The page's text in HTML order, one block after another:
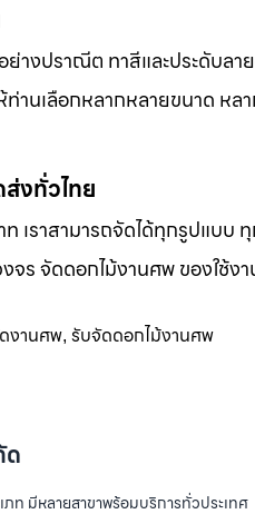
ย่างปราณีต ทาสีและประดับล
ห้ท่านเลือกหลากหลายขนาด
งทั่วไทย
เราสามารถจัดได้ทุกรูปแบ
ร จัดดอกไม้งานศพ ของใช้ง
งานศพ, รับจัดดอกไม้งานศพ
ด
ท มีหลายสาขาพร้อมบริการทั่วประเทศ